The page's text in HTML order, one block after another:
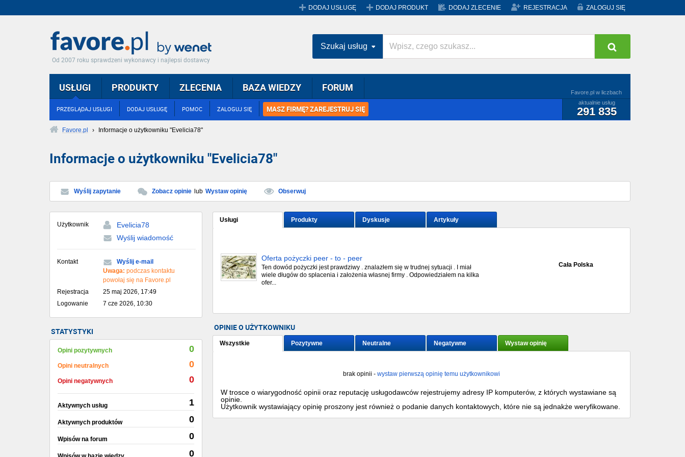
DODAJ USŁUGĘ DODAJ PRODUKT DODAJ ZLECENIE REJESTRACJA ZALOGUJ SIĘ
Od 2007 roku sprawdzeni wykonawcy i najlepsi dostawcy
USŁUGI
PRZEGLĄDAJ USŁUGI DODAJ USŁUGĘ POMOC ZALOGUJ SIĘ MASZ FIRMĘ? ZAREJESTRUJ SIĘ
Favore.pl w liczbach
aktualnie usług
291 835
PRODUKTY ZLECENIA BAZA WIEDZY FORUM
Szukaj usług
Favore.pl › Informacje o użytkowniku "Evelicia78"
Informacje o użytkowniku "Evelicia78"
Wyślij zapytanie Zobacz opinie lub Wystaw opinię Obserwuj
Użytkownik
Evelicia78
Wyślij wiadomość
Kontakt
Wyślij e-mail
Uwaga: podczas kontaktu
powołaj się na Favore.pl
Rejestracja
25 maj 2026, 17:49
Logowanie
7 cze 2026, 10:30
STATYSTYKI
Opini pozytywnych 0
Opini neutralnych 0
Opini negatywnych 0
Aktywnych usług 1
Aktywnych produktów 0
Wpisów na forum 0
0
Usługi Produkty Dyskusje Artykuły
Oferta pożyczki peer - to - peer
Ten dowód pożyczki jest prawdziwy . znalazłem się w trudnej sytuacji . I miał
wiele długów do spłacenia i założenia własnej firmy . Odpowiedziałem na kilka
ofer...
Cała Polska
OPINIE O UŻYTKOWNIKU
Wszystkie Pozytywne Neutralne Negatywne Wystaw opinię
brak opinii - wystaw pierwszą opinię temu użytkownikowi
W trosce o wiarygodność opinii oraz reputację usługodawców rejestrujemy adresy IP komputerów, z których wystawiane są
opinie.
Użytkownik wystawiający opinię proszony jest również o podanie danych kontaktowych, które nie są jednakże weryfikowane.